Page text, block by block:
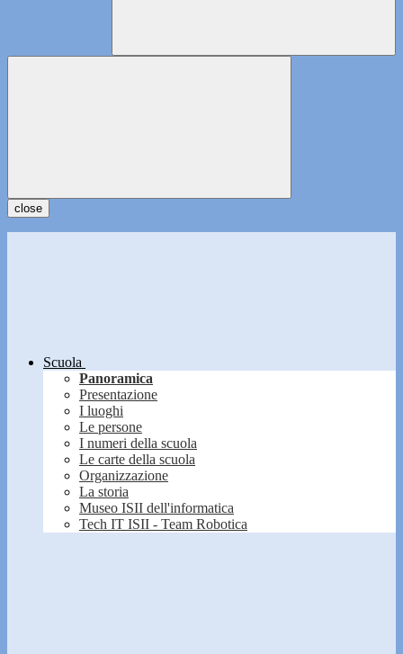
close
Scuola
Panoramica
Presentazione
I luoghi
Le persone
I numeri della scuola
Le carte della scuola
Organizzazione
La storia
Museo ISII dell'informatica
Tech IT ISII - Team Robotica